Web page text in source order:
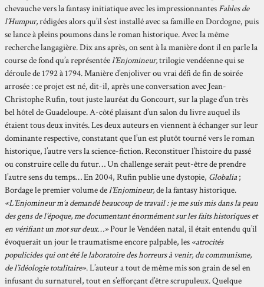
chevauche vers la fantasy initiatique avec les impressionnantesFables de
l’Humpur,rédigées alors qu’il s’est installé avec sa famille en Dordogne, puis
se lance à pleins poumons dans le roman historique. Avec la même
recherche langagière. Dix ans après, on sent à la manière dont il en parle la
course de fond qu’a représentéel’Enjomineur,trilogie vendéenne qui se
déroule de 1792 à 1794. Manière d’enjoliver ou vrai défi de fin de soirée
arrosée : ce projet est né, dit-il, après une conversation avec Jean-
Christophe Rufin, tout juste lauréat du Goncourt, sur la plage d’un très
bel hôtel de Guadeloupe. A-côté plaisant d’un salon du livre auquel ils
étaient tous deux invités. Les deux auteurs en viennent à échanger sur leur
dominante respective, constatant que l’un est plutôt tourné vers le roman
historique, l’autre vers la science-fiction. Reconstituer l’histoire du passé
ou construire celle du futur… Un challenge serait peut-être de prendre
l’autre sens du temps… En 2004, Rufin publie une dystopie, Globalia ;
Bordage le premier volume del’Enjomineur,de la fantasy historique.
«L’Enjomineur m’a demandé beaucoup de travail : je me suis mis dans la peau
des gens de l’époque, me documentant énormément sur les faits historiques et
en vérifiant un mot sur deux…»Pour le Vendéen natal, il était entendu qu’il
évoquerait un jour le traumatisme encore palpable, les «atrocités
populicides qui ont été le laboratoire des horreurs à venir, du communisme,
de l’idéologie totalitaire». L’auteur a tout de même mis son grain de sel en
infusant du surnaturel, tout en s’efforçant d’être scrupuleux. Quelque